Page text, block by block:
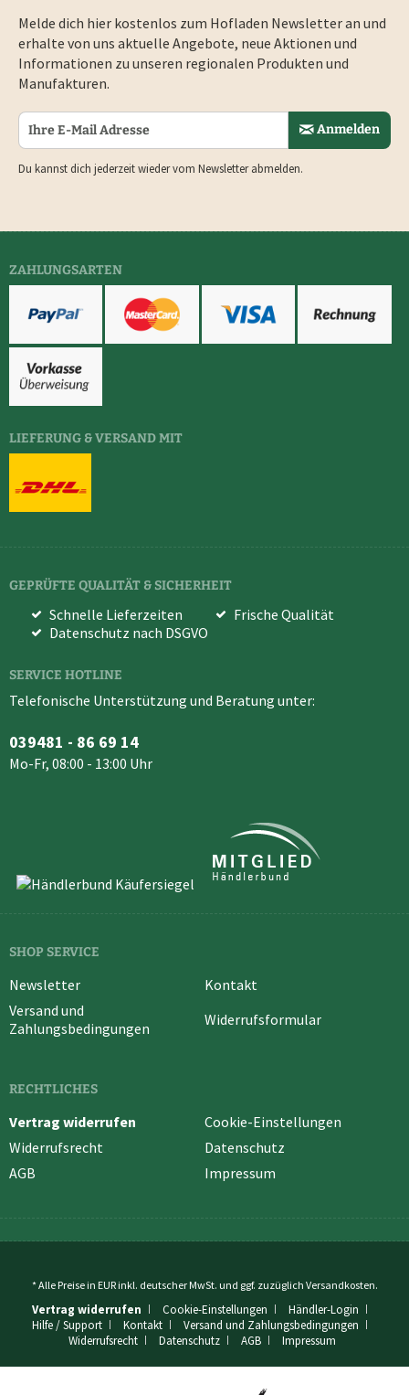
Melde dich hier kostenlos zum Hofladen Newsletter an und
erhalte von uns aktuelle Angebote, neue Aktionen und
Informationen zu unseren regionalen Produkten und
Manufakturen.
Anmelden
Du kannst dich jederzeit wieder vom Newsletter abmelden.
ZAHLUNGSARTEN
LIEFERUNG & VERSAND MIT
GEPRÜFTE QUALITÄT & SICHERHEIT
Schnelle Lieferzeiten
Frische Qualität
Datenschutz nach DSGVO
SERVICE HOTLINE
Telefonische Unterstützung und Beratung unter:
039481 - 86 69 14
Mo-Fr, 08:00 - 13:00 Uhr
SHOP SERVICE
Newsletter
Kontakt
Versand und
Zahlungsbedingungen
Widerrufsformular
RECHTLICHES
Vertrag widerrufen
Cookie-Einstellungen
Widerrufsrecht
Datenschutz
AGB
Impressum
* Alle Preise in EUR inkl. deutscher MwSt. und ggf. zuzüglich Versandkosten.
Vertrag widerrufen Cookie-Einstellungen
Händler-Login
Hilfe / Support
Kontakt
Versand und Zahlungsbedingungen
Widerrufsrecht
Datenschutz AGB Impressum